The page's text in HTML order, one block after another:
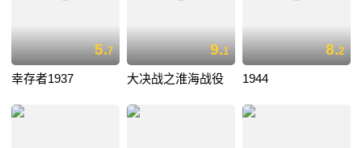
5.7
幸存者1937
9.1
大决战之淮海战役
8.2
1944